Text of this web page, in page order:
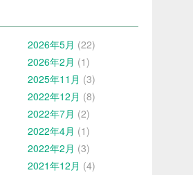
2026年5月 (22)
2026年2月 (1)
2025年11月 (3)
2022年12月 (8)
2022年7月 (2)
2022年4月 (1)
2022年2月 (3)
2021年12月 (4)